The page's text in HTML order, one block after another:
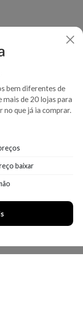
Economize R$ 80,28 (49%)
de:
82,71
Compare
bem diferentes de
de 20 lojas para
no que já ia comprar.
baixar